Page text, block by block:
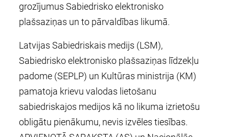
grozījumus Sabiedrisko elektronisko
plašsaziņas un to pārvaldības likumā.
Latvijas Sabiedriskais medijs (LSM),
Sabiedrisko elektronisko plašsaziņas līdzekļu
padome (SEPLP) un Kultūras ministrija (KM)
pamatoja krievu valodas lietošanu
sabiedriskajos medijos kā no likuma izrietošu
obligātu pienākumu, nevis izvēles tiesības.